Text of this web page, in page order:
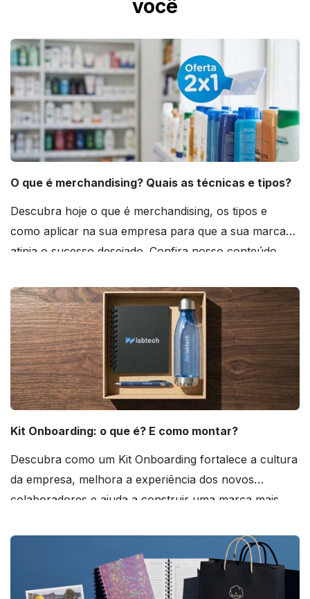
você
O que é merchandising? Quais as técnicas e tipos?
Descubra hoje o que é merchandising, os tipos e
como aplicar na sua empresa para que a sua marca
atinja o sucesso desejado. Confira nosso conteúdo
Kit Onboarding: o que é? E como montar?
Descubra como um Kit Onboarding fortalece a cultura
da empresa, melhora a experiência dos novos
colaboradores e ajuda a construir uma marca mais